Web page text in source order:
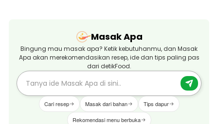
Masak Apa
Bingung mau masak apa? Ketik kebutuhanmu, dan Masak
Apa akan merekomendasikan resep, ide dan tips paling pas
dari detikFood.
Cari resep Masak dari bahan Tips dapur
Rekomendasi menu berbuka